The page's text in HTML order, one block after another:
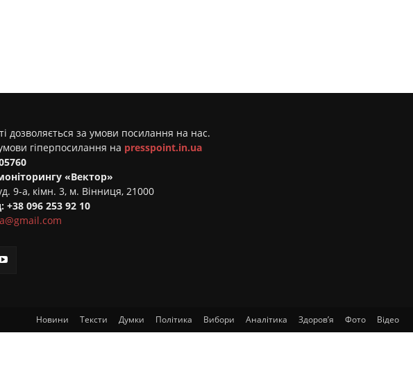
дозволяється за умови посилання на нас.
гіперпосилання на presspoint.in.ua
«Вектор»
9-а, кімн. 3, м. Вінниця, 21000
096 253 92 10
Новини Тексти Думки Політика Вибори Аналітика Здоров’я Фото Відео